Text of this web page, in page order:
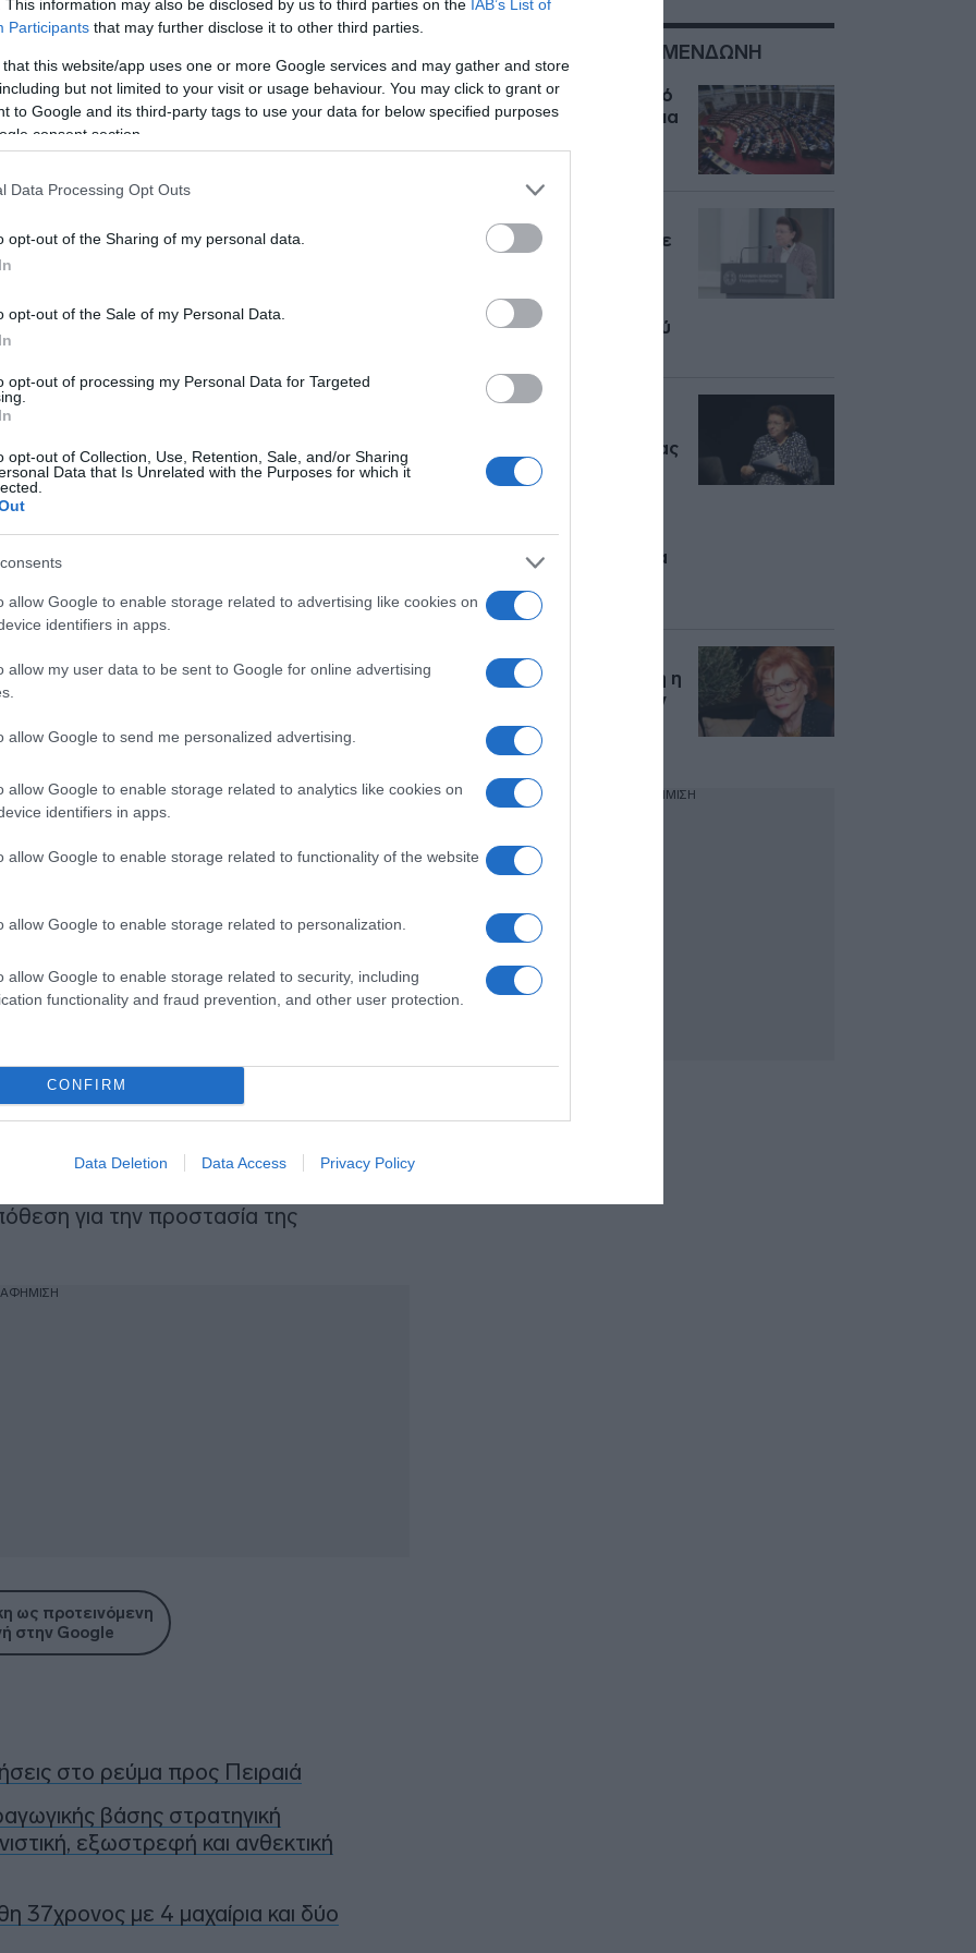
This information may also be disclosed by us to third parties on the IAB’s List of
Participants that may further disclose it to other third parties.
that this website/app uses one or more Google services and may gather and store
but not limited to your visit or usage behaviour. You may click to grant or
to Google and its third-party tags to use your data for below specified purposes
consent section.
Data Processing Opt Outs
opt-out of the Sharing of my personal data.
opt-out of the Sale of my Personal Data.
opt-out of processing my Personal Data for Targeted
opt-out of Collection, Use, Retention, Sale, and/or Sharing
Data that Is Unrelated with the Purposes for which it
allow Google to enable storage related to advertising like cookies on
identifiers in apps.
allow my user data to be sent to Google for online advertising
allow Google to send me personalized advertising.
allow Google to enable storage related to analytics like cookies on
identifiers in apps.
allow Google to enable storage related to functionality of the website
allow Google to enable storage related to personalization.
allow Google to enable storage related to security, including
functionality and fraud prevention, and other user protection.
CONFIRM
Data Deletion Data Access Privacy Policy
τηςπαραίτησης του γ.γ. Χωρικού
Ε. Μπακογιάννη
στο σκάνδαλο και φέρονται να
Πολιτισμού Λίνας Μενδώνη”.
Πολιτισμού δεν μπορεί να
. Οφείλει να δώσει άμεσα εξηγήσεις για
για τους συνεργάτες που η
μηχανισμούς λήψης
στο επίκεντρο μιας τόσο σοβαρής
σύστημα εξυπηρετήσεων της
Τρικούπη και καταλήγει:
στη σκιά υπονοιών, αδιαφάνειας και
απαντήσεις. Η λογοδοσία και η
για την προστασία της
ως προτεινόμενη
στην Google
στο ρεύμα προς Πειραιά
βάσης στρατηγική
εξωστρεφή και ανθεκτική
37χρονος με 4 μαχαίρια και δύο
ΣΧΕΤΙΚΑ ΜΕ:ΛΙΝΑ ΜΕΝΔΩΝΗ
Ψηφίστηκε μόνο από
ΝΔ το νομοσχέδιο για
Λίνα Μενδώνη για
Μαίρη Λίντα: “Σίγησε
εκφραστικότερες
φωνές του ελληνικού
Αλέξης Σταμάτης: Η
ανακοίνωση της Λίνας
Μενδώνη –
“Θεράπευσε όλα τα
διατηρώντας μία
ουσιαστική ματιά για
πράγματα”
Μενδώνη για Μάρω
Κοντού: “Ανεκτίμητη η
προσφορά της στην
Τέχνη, θα μείνει
αξέχαστη”
ΔΙΑΦΗΜΙΣΗ